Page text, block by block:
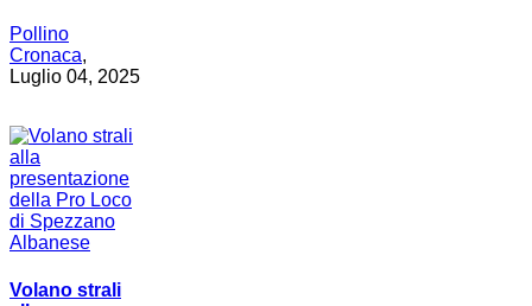
Pollino
Cronaca,
Luglio 04, 2025
Volano strali